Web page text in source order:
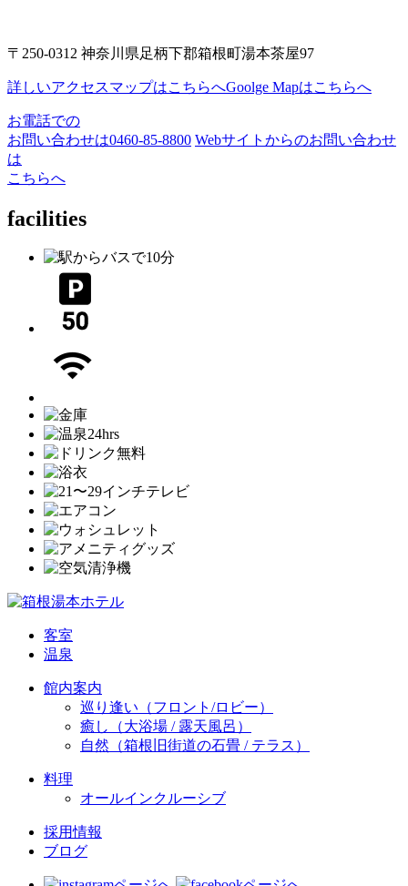
〒250-0312 神奈川県足柄下郡箱根町湯本茶屋97
詳しいアクセスマップはこちらへGoolge Mapはこちらへ
お電話での
お問い合わせは0460-85-8800 Webサイトからのお問い合わせ
は
こちらへ
facilities
客室
温泉
館内案内
巡り逢い（フロント/ロビー）
癒し（大浴場 / 露天風呂）
自然（箱根旧街道の石畳 / テラス）
料理
オールインクルーシブ
採用情報
ブログ